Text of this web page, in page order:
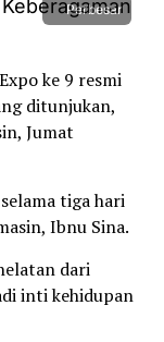
Perbesar
ke 9 resmi
ditunjukan,
Jumat
tiga hari
Ibnu Sina.
dari
inti kehidupan